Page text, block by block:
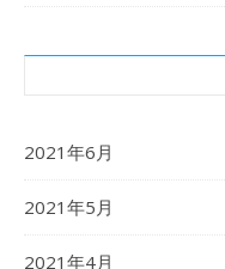
2021年6月
2021年5月
2021年4月